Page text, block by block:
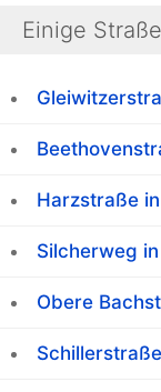
Einige
Harzstraße
Silcherweg
Obere